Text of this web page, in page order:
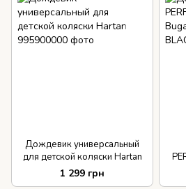
Дождевик универсальный
для детской коляски Hartan
1 299 грн